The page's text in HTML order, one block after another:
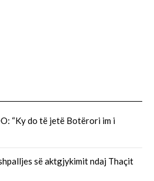
“Ky do të jetë Botërori im i
së aktgjykimit ndaj Thaçit